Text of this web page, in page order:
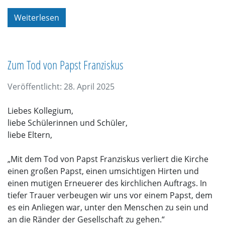
Weiterlesen
Zum Tod von Papst Franziskus
Veröffentlicht: 28. April 2025
Liebes Kollegium,
liebe Schülerinnen und Schüler,
liebe Eltern,
„Mit dem Tod von Papst Franziskus verliert die Kirche
einen großen Papst, einen umsichtigen Hirten und
einen mutigen Erneuerer des kirchlichen Auftrags. In
tiefer Trauer verbeugen wir uns vor einem Papst, dem
es ein Anliegen war, unter den Menschen zu sein und
an die Ränder der Gesellschaft zu gehen.“